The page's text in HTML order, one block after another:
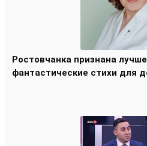
Ростовчанка признана
фантастические стихи для